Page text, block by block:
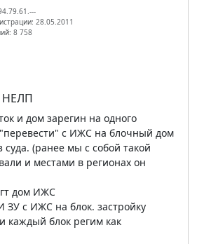
28.05.2011
8 758
НЕЛП
и дом зарегин на одного
с ИЖС на блочный дом
суда. (ранее мы с собой такой
и местами в регионах он
дом ИЖС
ЗУ с ИЖС на блок. застройку
каждый блок регим как